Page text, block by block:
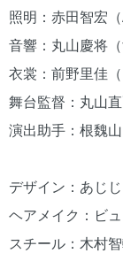
照明：赤田智宏（
音響：丸山慶将
衣裳：前野里佳（
舞台監督：丸山
演出助手：根魏
デザイン：あじじ
ヘアメイク：ビ
スチール：木村